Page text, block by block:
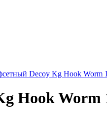
Decoy Kg Hook Worm
Hook Worm